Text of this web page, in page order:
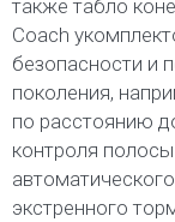
также табло
Coach
безопасности и
поколения,
по расстоянию
контроля
экстренного